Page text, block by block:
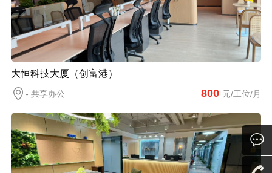
大恒科技大厦（创富港）
- 共享办公 800 元/工位/月